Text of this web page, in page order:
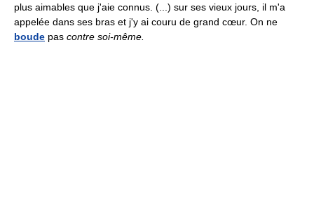
plus aimables que j'aie connus. (...) sur ses vieux jours, il m'a
appelée dans ses bras et j'y ai couru de grand cœur. On ne
boude pas contre soi-même.